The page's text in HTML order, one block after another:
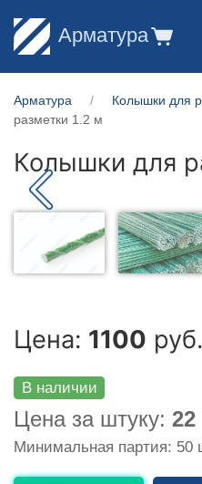
Арматура
Арматура Колышки для
разметки 1.2 м
Колышки для
Цена: 1100
В наличии
Цена за штуку: 22
Минимальная партия: 50